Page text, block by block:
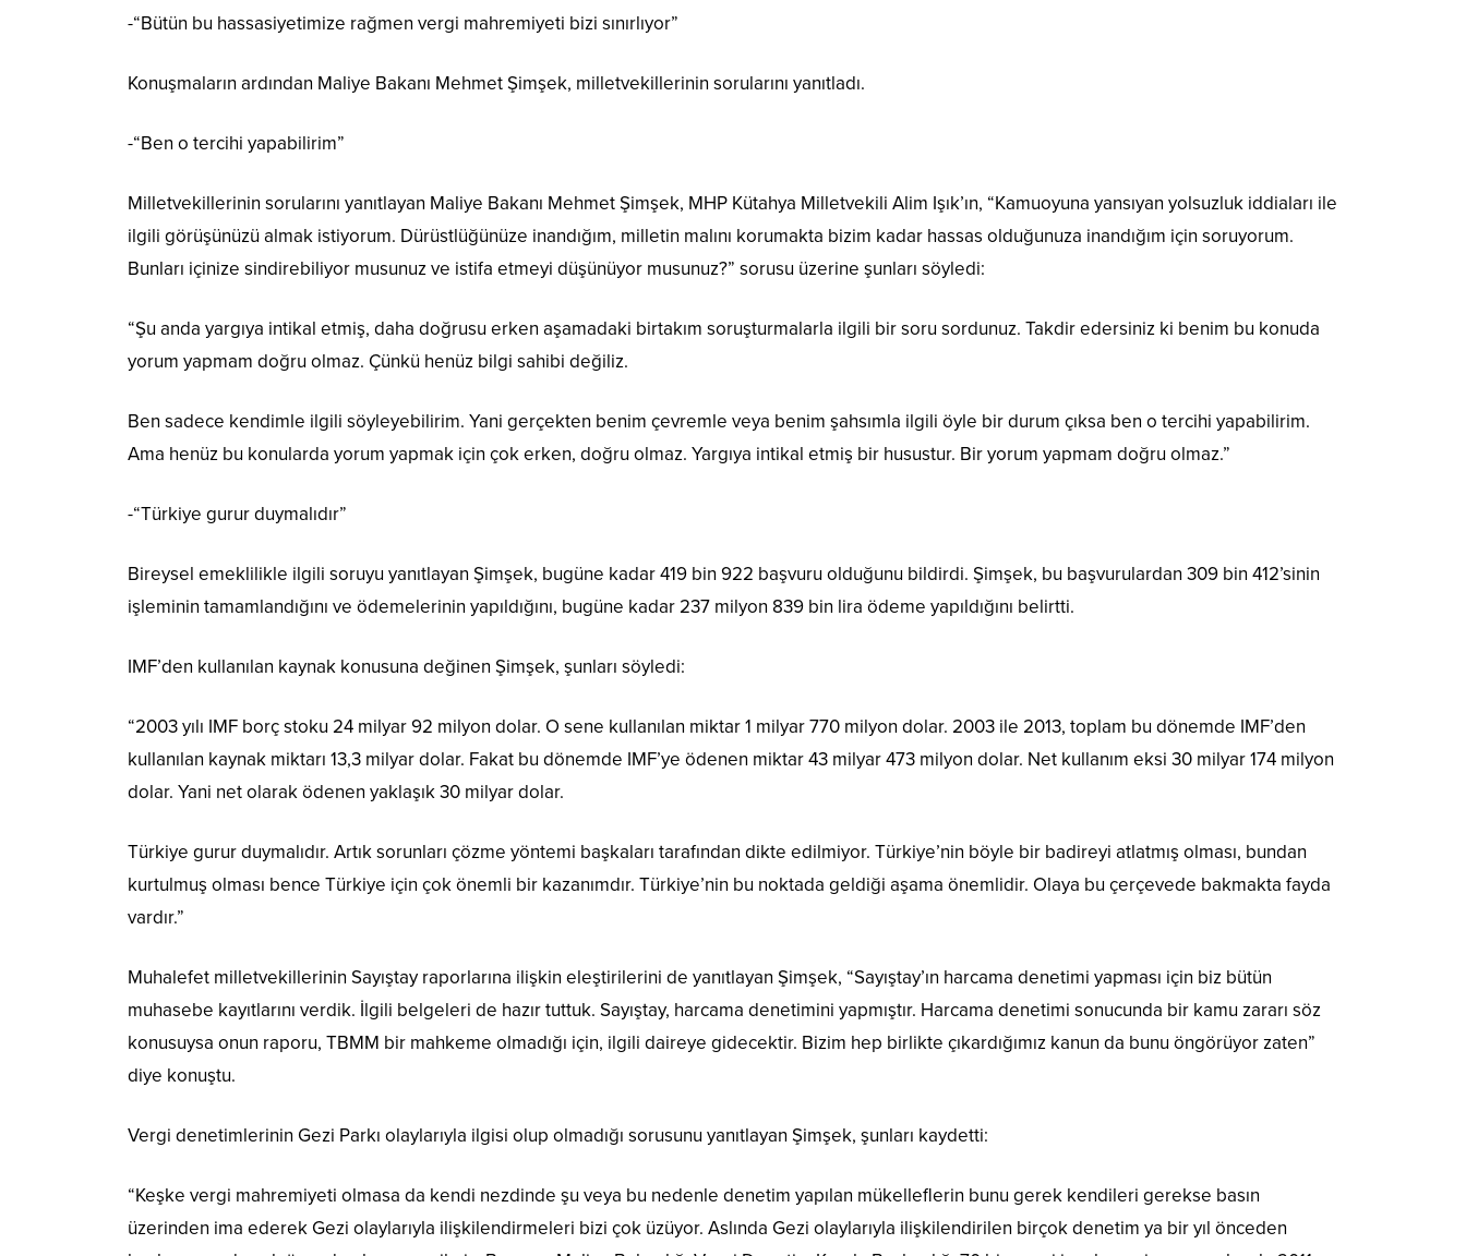
-“Bütün bu hassasiyetimize rağmen vergi mahremiyeti bizi sınırlıyor”
Konuşmaların ardından Maliye Bakanı Mehmet Şimşek, milletvekillerinin sorularını yanıtladı.
-“Ben o tercihi yapabilirim”
Milletvekillerinin sorularını yanıtlayan Maliye Bakanı Mehmet Şimşek, MHP Kütahya Milletvekili Alim Işık’ın, “Kamuoyuna yansıyan yolsuzluk iddiaları ile
ilgili görüşünüzü almak istiyorum. Dürüstlüğünüze inandığım, milletin malını korumakta bizim kadar hassas olduğunuza inandığım için soruyorum.
Bunları içinize sindirebiliyor musunuz ve istifa etmeyi düşünüyor musunuz?” sorusu üzerine şunları söyledi:
“Şu anda yargıya intikal etmiş, daha doğrusu erken aşamadaki birtakım soruşturmalarla ilgili bir soru sordunuz. Takdir edersiniz ki benim bu konuda
yorum yapmam doğru olmaz. Çünkü henüz bilgi sahibi değiliz.
Ben sadece kendimle ilgili söyleyebilirim. Yani gerçekten benim çevremle veya benim şahsımla ilgili öyle bir durum çıksa ben o tercihi yapabilirim.
Ama henüz bu konularda yorum yapmak için çok erken, doğru olmaz. Yargıya intikal etmiş bir husustur. Bir yorum yapmam doğru olmaz.”
-“Türkiye gurur duymalıdır”
Bireysel emeklilikle ilgili soruyu yanıtlayan Şimşek, bugüne kadar 419 bin 922 başvuru olduğunu bildirdi. Şimşek, bu başvurulardan 309 bin 412’sinin
işleminin tamamlandığını ve ödemelerinin yapıldığını, bugüne kadar 237 milyon 839 bin lira ödeme yapıldığını belirtti.
IMF’den kullanılan kaynak konusuna değinen Şimşek, şunları söyledi:
“2003 yılı IMF borç stoku 24 milyar 92 milyon dolar. O sene kullanılan miktar 1 milyar 770 milyon dolar. 2003 ile 2013, toplam bu dönemde IMF’den
kullanılan kaynak miktarı 13,3 milyar dolar. Fakat bu dönemde IMF’ye ödenen miktar 43 milyar 473 milyon dolar. Net kullanım eksi 30 milyar 174 milyon
dolar. Yani net olarak ödenen yaklaşık 30 milyar dolar.
Türkiye gurur duymalıdır. Artık sorunları çözme yöntemi başkaları tarafından dikte edilmiyor. Türkiye’nin böyle bir badireyi atlatmış olması, bundan
kurtulmuş olması bence Türkiye için çok önemli bir kazanımdır. Türkiye’nin bu noktada geldiği aşama önemlidir. Olaya bu çerçevede bakmakta fayda
vardır.”
Muhalefet milletvekillerinin Sayıştay raporlarına ilişkin eleştirilerini de yanıtlayan Şimşek, “Sayıştay’ın harcama denetimi yapması için biz bütün
muhasebe kayıtlarını verdik. İlgili belgeleri de hazır tuttuk. Sayıştay, harcama denetimini yapmıştır. Harcama denetimi sonucunda bir kamu zararı söz
konusuysa onun raporu, TBMM bir mahkeme olmadığı için, ilgili daireye gidecektir. Bizim hep birlikte çıkardığımız kanun da bunu öngörüyor zaten”
diye konuştu.
Vergi denetimlerinin Gezi Parkı olaylarıyla ilgisi olup olmadığı sorusunu yanıtlayan Şimşek, şunları kaydetti:
“Keşke vergi mahremiyeti olmasa da kendi nezdinde şu veya bu nedenle denetim yapılan mükelleflerin bunu gerek kendileri gerekse basın
üzerinden ima ederek Gezi olaylarıyla ilişkilendirmeleri bizi çok üzüyor. Aslında Gezi olaylarıyla ilişkilendirilen birçok denetim ya bir yıl önceden